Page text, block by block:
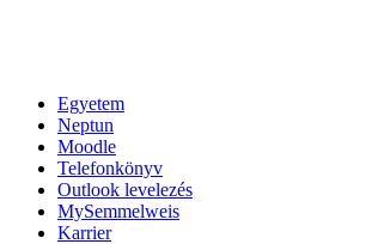
Egyetem
Neptun
Moodle
Telefonkönyv
Outlook levelezés
MySemmelweis
Karrier